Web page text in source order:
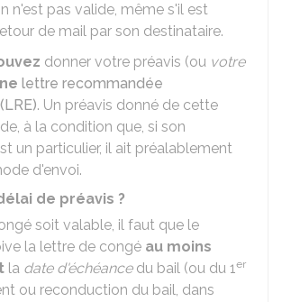
n'est pas valide, même s'il est
de mail par son destinataire.
donner votre préavis (ou votre
lettre recommandée
. Un préavis donné de cette
à la condition que, si son
un particulier, il ait préalablement
d'envoi.
de préavis ?
soit valable, il faut que le
la lettre de congé au moins
la date d'échéancedu bail (ou du 1er
ou reconduction du bail, dans